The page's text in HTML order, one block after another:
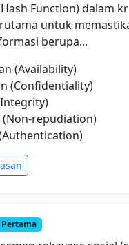
Function) dalam
untuk
berupa...
(Availability)
(Confidentiality)
(Non-repudiation)